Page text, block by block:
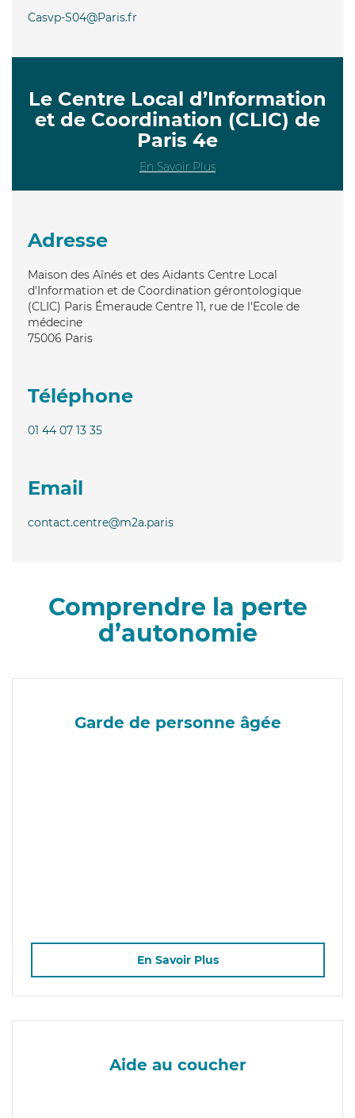
Casvp-S04@Paris.fr
Le Centre Local d’Information
et de Coordination (CLIC) de
Paris 4e
En Savoir Plus
Adresse
Maison des Aînés et des Aidants Centre Local
d'Information et de Coordination gérontologique
(CLIC) Paris Émeraude Centre 11, rue de l'Ecole de
médecine
75006 Paris
Téléphone
01 44 07 13 35
Email
contact.centre@m2a.paris
Comprendre la perte
d’autonomie
Garde de personne âgée
En Savoir Plus
Aide au coucher